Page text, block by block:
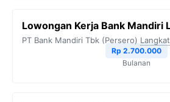
Lowongan Kerja Bank Mandiri
PT Bank Mandiri Tbk (Persero) Langkat
Rp 2.700.000
Bulanan